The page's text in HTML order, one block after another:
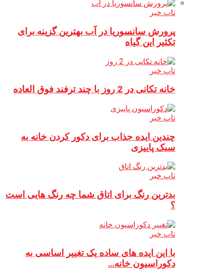
تاپ خبر
پرورش سانسوریا در آب بهترین گزینه برای
تکثیر این گیاه
تاپ خبر
خانه تکانی در 2 روز با چند ترفند فوق العاده
تاپ خبر
چندین ایده جذاب برای دکور کردن خانه به
سبک پاییزی
تاپ خبر
بدترین رنگ برای اتاق شما چه رنگ هایی است
؟
تاپ خبر
با این ایده های ساده یک تغییر اساسی به
دکوراسیون خانه…